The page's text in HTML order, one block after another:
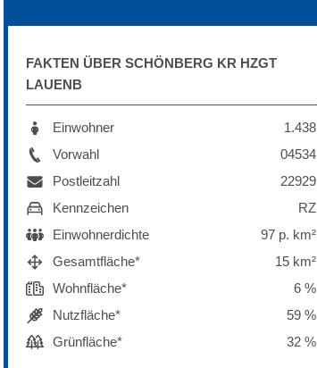
FAKTEN ÜBER SCHÖNBERG KR HZGT
LAUENB
Einwohner
1.438
Vorwahl
04534
Postleitzahl
22929
Kennzeichen
RZ
Einwohnerdichte
97 p. km²
Gesamtfläche*
15 km²
Wohnfläche*
6 %
Nutzfläche*
59 %
Grünfläche*
32 %